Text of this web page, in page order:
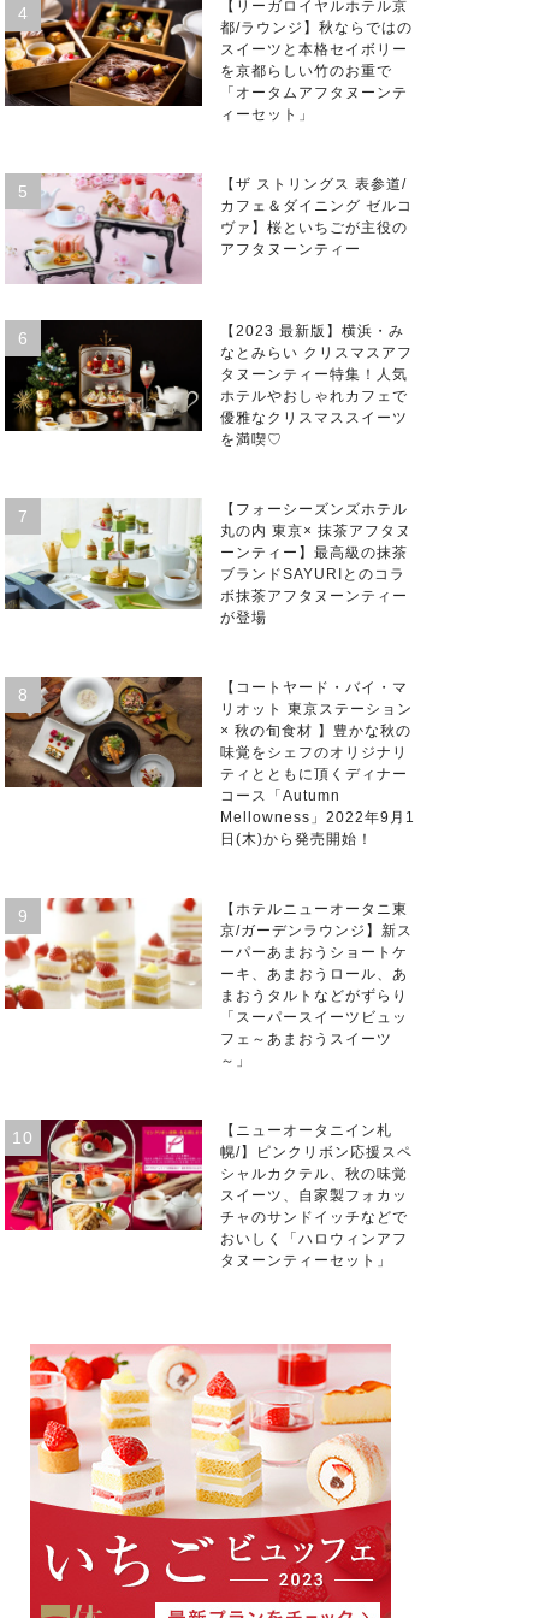
【リーガロイヤルホテル京
都/ラウンジ】秋ならではの
スイーツと本格セイボリー
を京都らしい竹のお重で
「オータムアフタヌーンテ
ィーセット」
【ザ ストリングス 表参道/
カフェ＆ダイニング ゼルコ
ヴァ】桜といちごが主役の
アフタヌーンティー
【2023 最新版】横浜・み
なとみらい クリスマスアフ
タヌーンティー特集！人気
ホテルやおしゃれカフェで
優雅なクリスマススイーツ
を満喫♡
【フォーシーズンズホテル
丸の内 東京× 抹茶アフタヌ
ーンティー】最高級の抹茶
ブランドSAYURIとのコラ
ボ抹茶アフタヌーンティー
が登場
【コートヤード・バイ・マ
リオット 東京ステーション
× 秋の旬食材 】豊かな秋の
味覚をシェフのオリジナリ
ティとともに頂くディナー
コース「Autumn
Mellowness」2022年9月1
日(木)から発売開始！
【ホテルニューオータニ東
京/ガーデンラウンジ】新ス
ーパーあまおうショートケ
ーキ、あまおうロール、あ
まおうタルトなどがずらり
「スーパースイーツビュッ
フェ～あまおうスイーツ
～」
【ニューオータニイン札
幌/】ピンクリボン応援スペ
シャルカクテル、秋の味覚
スイーツ、自家製フォカッ
チャのサンドイッチなどで
おいしく「ハロウィンアフ
タヌーンティーセット」